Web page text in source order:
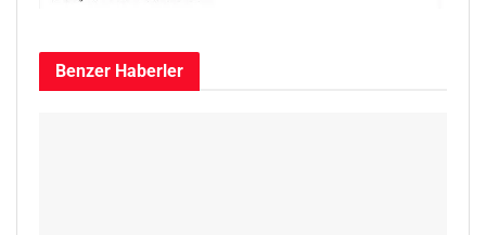
Benzer Haberler